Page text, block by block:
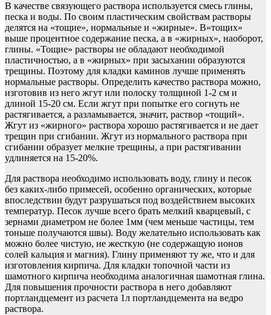
В качестве связующего раствора используется смесь глины,
песка и воды. По своим пластическим свойствам растворы
делятся на «тощие», нормальные и «жирные». В»тощих»
выше процентное содержание песка, а в «жирных», наоборот,
глины. «Тощие» растворы не обладают необходимой
пластичностью, а в «жирных» при засыхании образуются
трещины. Поэтому для кладки каминов лучше применять
нормальные растворы. Определить качество раствора можно,
изготовив из него жгут или полоску толщиной 1-2 см и
длиной 15-20 см. Если жгут при попытке его согнуть не
растягивается, а разламывается, значит, раствор «тощий».
Жгут из «жирного» раствора хорошо растягивается и не дает
трещин при сгибании. Жгут из нормального раствора при
сгибании образует мелкие трещины, а при растягивании
удлиняется на 15-20%.
Для раствора необходимо использовать воду, глину и песок
без каких-либо примесей, особенно органических, которые
впоследствии будут разрушаться под воздействием высоких
температур. Песок лучше всего брать мелкий кварцевый, с
зернами диаметром не более 1мм (чем меньше частицы, тем
тоньше получаются швы). Воду желательно использовать как
можно более чистую, не жесткую (не содержащую ионов
солей кальция и магния). Глину применяют ту же, что и для
изготовления кирпича. Для кладки топочной части из
шамотного кирпича необходима аналогичная шамотная глина.
Для повышения прочности раствора в него добавляют
портландцемент из расчета 1л портландцемента на ведро
раствора.